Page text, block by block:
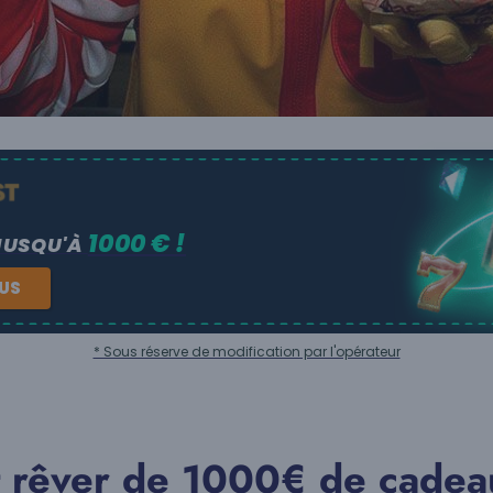
1000 € !
* Sous réserve de modification par l'opérateur
rêver de 1000€ de